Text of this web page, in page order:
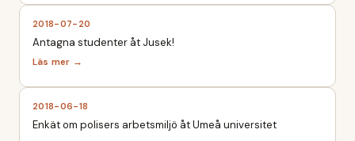
2018-07-20
Antagna studenter åt Jusek!
2018-06-18
Enkät om polisers arbetsmiljö åt Umeå universitet